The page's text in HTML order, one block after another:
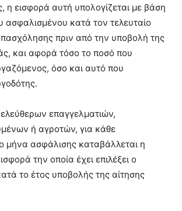
η εισφορά αυτή υπολογίζεται με βάση
ασφαλισμένου κατά τον τελευταίο
πριν από την υποβολή της
και αφορά τόσο το ποσό που
όσο και αυτό που
επαγγελματιών,
ή αγροτών, για κάθε
μήνα ασφάλισης καταβάλλεται η
την οποία έχει επιλέξει ο
το έτος υποβολής της αίτησης